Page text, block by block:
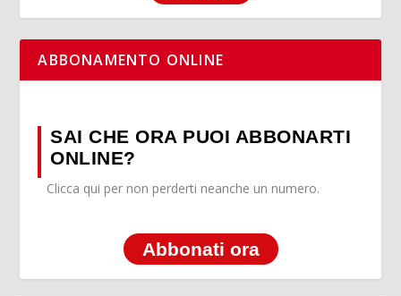
ABBONAMENTO ONLINE
SAI CHE ORA PUOI ABBONARTI
ONLINE?
Clicca qui per non perderti neanche un numero.
Abbonati ora